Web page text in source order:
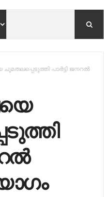
പാര്‍ട്ടി ജനറല്‍